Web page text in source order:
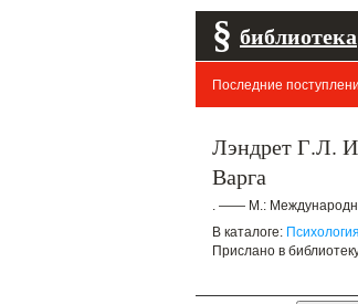
§ библиотека
Последние
Лэндрет Г.Л.
Варга
. —— М.:
В каталоге: Психология
Прислано в